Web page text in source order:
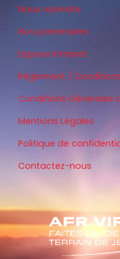
Nous rejoindre
Nos partenaires
Espace Intranet
Règlement /
Conditions Générales
Mentions Légales
Politique de
Contactez-nous